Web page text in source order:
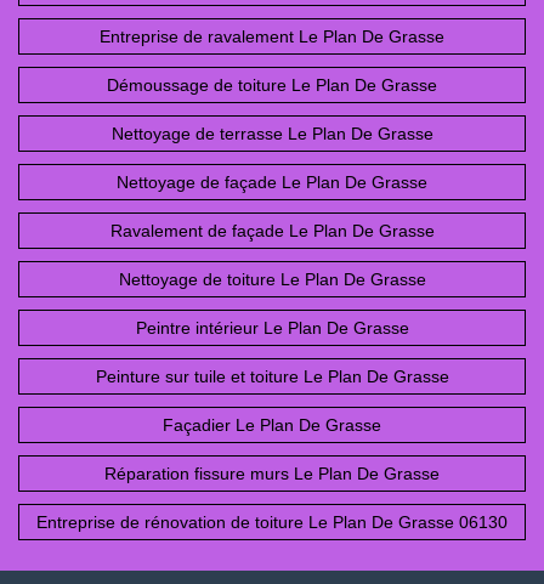
Entreprise de ravalement Le Plan De Grasse
Démoussage de toiture Le Plan De Grasse
Nettoyage de terrasse Le Plan De Grasse
Nettoyage de façade Le Plan De Grasse
Ravalement de façade Le Plan De Grasse
Nettoyage de toiture Le Plan De Grasse
Peintre intérieur Le Plan De Grasse
Peinture sur tuile et toiture Le Plan De Grasse
Façadier Le Plan De Grasse
Réparation fissure murs Le Plan De Grasse
Entreprise de rénovation de toiture Le Plan De Grasse 06130